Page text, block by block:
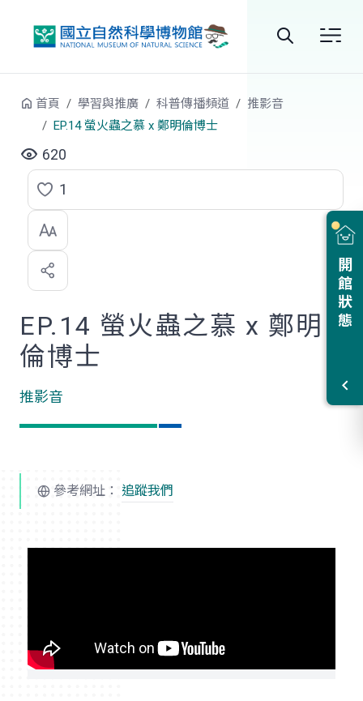
站
開館狀態
首頁 學習與推廣 科普傳播頻道
推影音
EP.14 螢火蟲之慕 x 鄭明倫博士
620
點
選
喜
歡
1
EP.14 螢火蟲之慕 x 鄭明
倫博士
推影音
參考網址： 追蹤我們